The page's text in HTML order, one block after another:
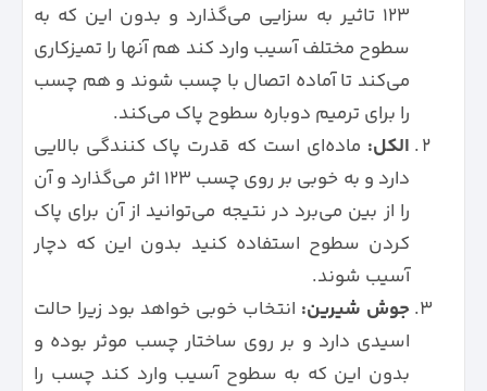
123 تاثیر به سزایی می‌گذارد و بدون این که به
سطوح مختلف آسیب وارد کند هم آنها را تمیزکاری
می‌کند تا آماده اتصال با چسب شوند و هم چسب
را برای ترمیم دوباره سطوح پاک می‌کند.
الکل: ماده‌ای است که قدرت پاک کنندگی بالایی
دارد و به خوبی بر روی چسب 123 اثر می‌گذارد و آن
را از بین می‌برد در نتیجه می‌توانید از آن برای پاک
کردن سطوح استفاده کنید بدون این که دچار
آسیب شوند.
جوش شیرین: انتخاب خوبی خواهد بود زیرا حالت
اسیدی دارد و بر روی ساختار چسب موثر بوده و
بدون این که به سطوح آسیب وارد کند چسب را